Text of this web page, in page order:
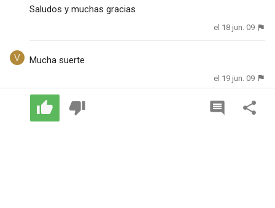
Saludos y muchas gracias
el 18 jun. 09
Mucha suerte
el 19 jun. 09